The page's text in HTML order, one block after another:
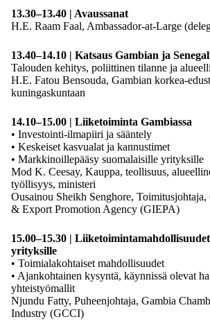
13.30–13.40 | Avaussanat
H.E. Raam Faal, Ambassador-at-Large
13.40–14.10 | Katsaus Gambian ja
Talouden kehitys, poliittinen tilanne ja
H.E. Fatou Bensouda, Gambian korkea-
kuningaskuntaan
14.10–15.00 | Liiketoiminta Gambiassa
• Investointi-ilmapiiri ja sääntely
• Keskeiset kasvualat ja kannustimet
• Markkinoillepääsy suomalaisille yrityksille
Mod K. Ceesay, Kauppa, teollisuus,
työllisyys, ministeri
Ousainou Sheikh Senghore,
& Export Promotion Agency (GIEPA)
15.00–15.30 |
yrityksille
• Toimialakohtaiset mahdollisuudet
• Ajankohtainen kysyntä, käynnissä olevat
yhteistyömallit
Njundu Fatty, Puheenjohtaja, Gambia
Industry (GCCI)